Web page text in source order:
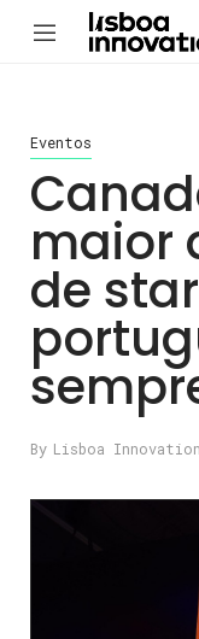
Eventos
maior
de
By Lisboa Innovation